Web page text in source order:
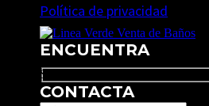
Política de privacidad
ENCUENTRA
Search
CONTACTA